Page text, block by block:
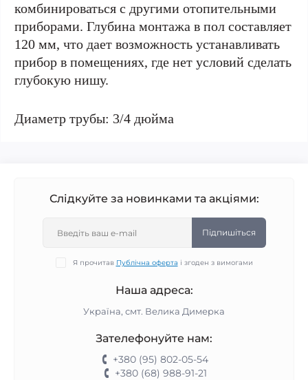
комбинироваться с другими отопительными
приборами. Глубина монтажа в пол составляет
120 мм, что дает возможность устанавливать
прибор в помещениях, где нет условий сделать
глубокую нишу.
Диаметр трубы: 3/4 дюйма
Слідкуйте за новинками та акціями:
Підпишіться
Я прочитав Публічна оферта і згоден з вимогами
Наша адреса:
Україна, смт. Велика Димерка
Зателефонуйте нам:
+380 (95) 802-05-54
+380 (68) 988-91-21